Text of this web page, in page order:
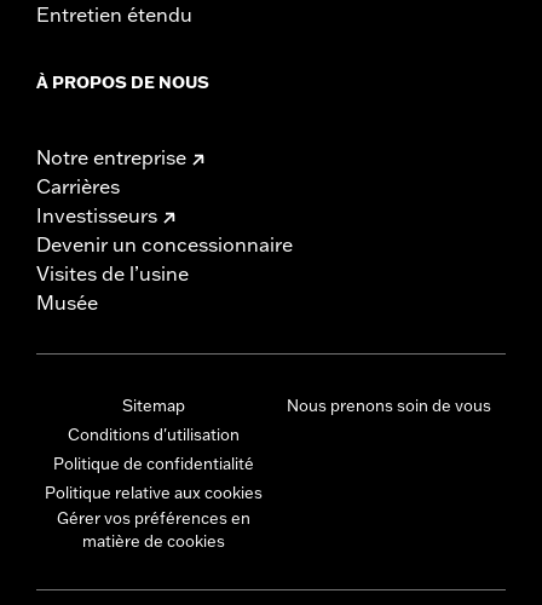
Entretien étendu
À PROPOS DE NOUS
Notre entreprise
Carrières
Investisseurs
Devenir un concessionnaire
Visites de l’usine
Musée
Sitemap
Conditions d'utilisation
Politique de confidentialité
Politique relative aux cookies
Gérer vos préférences en
matière de cookies
Nous prenons soin de vous